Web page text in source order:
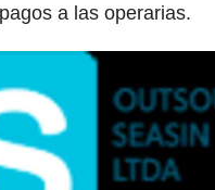
a las operarias.